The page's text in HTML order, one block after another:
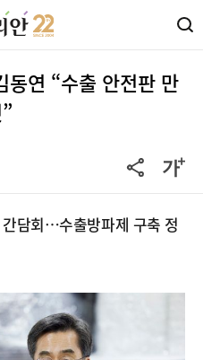
동연 “수출 안전판 만
담회…수출방파제 구축 정